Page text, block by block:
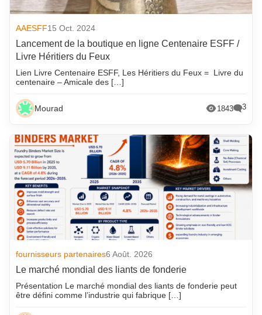
AAESFF15 Oct. 2024
Lancement de la boutique en ligne Centenaire ESFF /
Livre Héritiers du Feux
Lien Livre Centenaire ESFF, Les Héritiers du Feux = Livre du
centenaire – Amicale des […]
Mourad 1843 3
fournisseurs partenaires6 Août. 2026
Le marché mondial des liants de fonderie
Présentation Le marché mondial des liants de fonderie peut
être défini comme l’industrie qui fabrique […]